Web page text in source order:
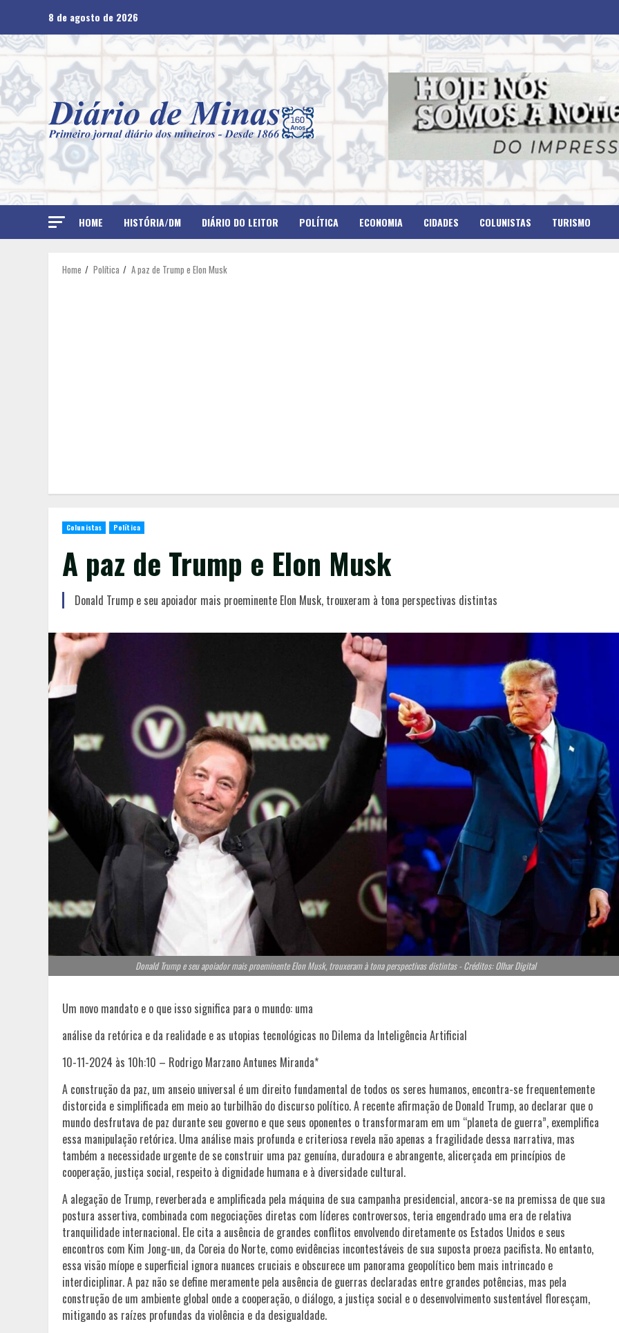
content
8 de agosto de 2026
HOME HISTÓRIA/DM DIÁRIO DO LEITOR POLÍTICA ECONOMIA CIDADES COLUNISTAS TURISMO
Home Política A paz de Trump e Elon Musk
Colunistas Política
A paz de Trump e Elon Musk
Donald Trump e seu apoiador mais proeminente Elon Musk, trouxeram à tona perspectivas distintas
Donald Trump e seu apoiador mais proeminente Elon Musk, trouxeram à tona perspectivas distintas - Créditos: Olhar Digital
Um novo mandato e o que isso significa para o mundo: uma
análise da retórica e da realidade e as utopias tecnológicas no Dilema da Inteligência Artificial
10-11-2024 às 10h:10 – Rodrigo Marzano Antunes Miranda*
A construção da paz, um anseio universal é um direito fundamental de todos os seres humanos, encontra-se frequentemente
distorcida e simplificada em meio ao turbilhão do discurso político. A recente afirmação de Donald Trump, ao declarar que o
mundo desfrutava de paz durante seu governo e que seus oponentes o transformaram em um “planeta de guerra”, exemplifica
essa manipulação retórica. Uma análise mais profunda e criteriosa revela não apenas a fragilidade dessa narrativa, mas
também a necessidade urgente de se construir uma paz genuína, duradoura e abrangente, alicerçada em princípios de
cooperação, justiça social, respeito à dignidade humana e à diversidade cultural.
A alegação de Trump, reverberada e amplificada pela máquina de sua campanha presidencial, ancora-se na premissa de que sua
postura assertiva, combinada com negociações diretas com líderes controversos, teria engendrado uma era de relativa
tranquilidade internacional. Ele cita a ausência de grandes conflitos envolvendo diretamente os Estados Unidos e seus
encontros com Kim Jong-un, da Coreia do Norte, como evidências incontestáveis de sua suposta proeza pacifista. No entanto,
essa visão míope e superficial ignora nuances cruciais e obscurece um panorama geopolítico bem mais intrincado e
interdiciplinar. A paz não se define meramente pela ausência de guerras declaradas entre grandes potências, mas pela
construção de um ambiente global onde a cooperação, o diálogo, a justiça social e o desenvolvimento sustentável floresçam,
mitigando as raízes profundas da violência e da desigualdade.